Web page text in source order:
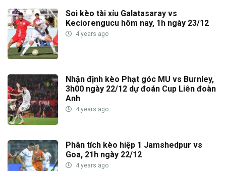
Soi kèo tài xỉu Galatasaray vs
Keciorengucu hôm nay, 1h ngày 23/12
4 years ago
Nhận định kèo Phạt góc MU vs Burnley,
3h00 ngày 22/12 dự đoán Cup Liên đoàn
Anh
4 years ago
Phân tích kèo hiệp 1 Jamshedpur vs
Goa, 21h ngày 22/12
4 years ago